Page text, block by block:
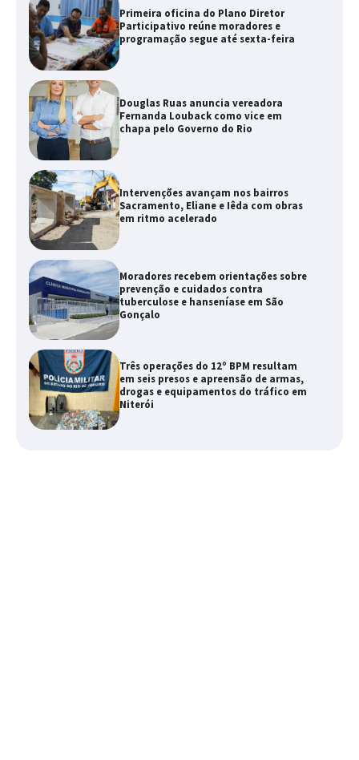
Primeira oficina do Plano Diretor
Participativo reúne moradores e
programação segue até sexta-feira
Douglas Ruas anuncia vereadora
Fernanda Louback como vice em
chapa pelo Governo do Rio
Intervenções avançam nos bairros
Sacramento, Eliane e Iêda com obras
em ritmo acelerado
Moradores recebem orientações sobre
prevenção e cuidados contra
tuberculose e hanseníase em São
Gonçalo
Três operações do 12º BPM resultam
em seis presos e apreensão de armas,
drogas e equipamentos do tráfico em
Niterói